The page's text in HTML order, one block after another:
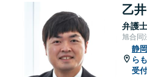
乙
弁護士
旭合同
静
ら
受